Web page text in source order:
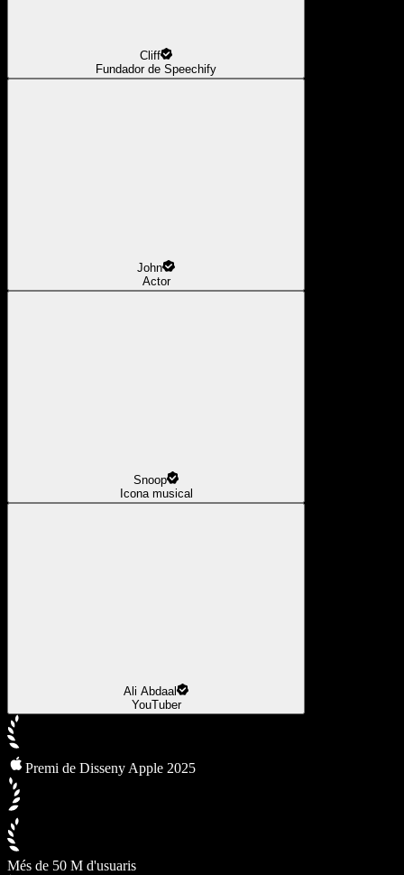
Cliff
Fundador de Speechify
John
Actor
Snoop
Icona musical
Ali Abdaal
YouTuber
Premi de Disseny Apple 2025
Més de 50 M d'usuaris